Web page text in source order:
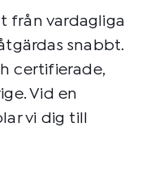
från vardagliga
snabbt.
certifierade,
Vid en
vi dig till